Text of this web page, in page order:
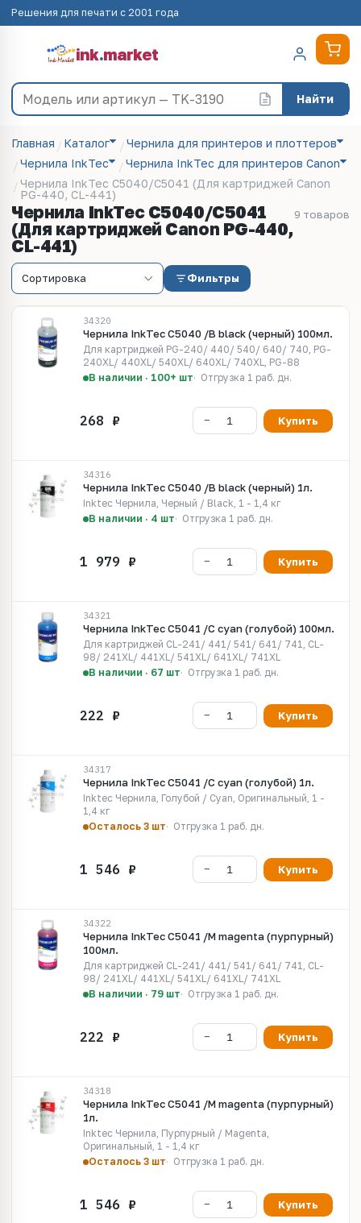
Решения для печати с 2001 года
ink.market
Найти
Главная Каталог
Чернила для принтеров и плоттеров
Чернила InkTec
Чернила InkTec для принтеров Canon
Чернила InkTec C5040/C5041 (Для картриджей Canon
PG-440, CL-441)
Чернила InkTec C5040/C5041
(Для картриджей Canon PG-440,
CL-441)
9 товаров
Фильтры
34320
Чернила InkTec C5040 /B black (черный) 100мл.
Для картриджей PG-240/ 440/ 540/ 640/ 740, PG-
240XL/ 440XL/ 540XL/ 640XL/ 740XL, PG-88
В наличии · 100+ шт
Отгрузка 1 раб. дн.
Купить
34316
Чернила InkTec C5040 /B black (черный) 1л.
Inktec Чернила, Черный / Black, 1 - 1,4 кг
В наличии · 4 шт
Отгрузка 1 раб. дн.
Купить
34321
Чернила InkTec C5041 /C cyan (голубой) 100мл.
Для картриджей CL-241/ 441/ 541/ 641/ 741, CL-
98/ 241XL/ 441XL/ 541XL/ 641XL/ 741XL
В наличии · 67 шт
Отгрузка 1 раб. дн.
Купить
34317
Чернила InkTec C5041 /C cyan (голубой) 1л.
Inktec Чернила, Голубой / Cyan, Оригинальный, 1 -
1,4 кг
Осталось 3 шт
Отгрузка 1 раб. дн.
Купить
34322
Чернила InkTec C5041 /M magenta (пурпурный)
100мл.
Для картриджей CL-241/ 441/ 541/ 641/ 741, CL-
98/ 241XL/ 441XL/ 541XL/ 641XL/ 741XL
В наличии · 79 шт
Отгрузка 1 раб. дн.
Купить
34318
Чернила InkTec C5041 /M magenta (пурпурный)
1л.
Inktec Чернила, Пурпурный / Magenta,
Оригинальный, 1 - 1,4 кг
Осталось 3 шт
Отгрузка 1 раб. дн.
Купить